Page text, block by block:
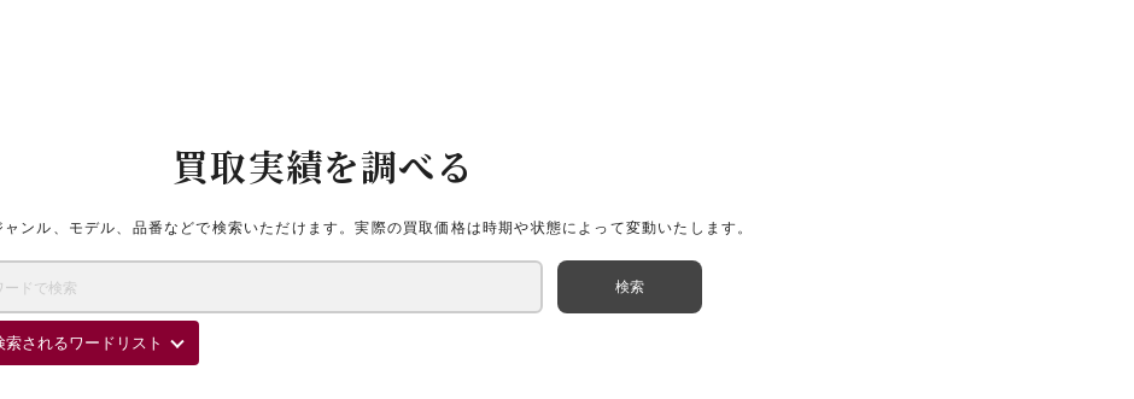
買取実績を調べる
ンル、モデル、品番などで検索いただけます。実際の買取価格は時期や状態によって変動いたします。
索されるワードリスト